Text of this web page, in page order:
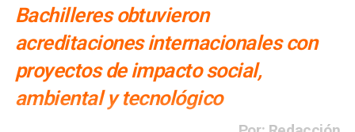
Bachilleres obtuvieron
acreditaciones internacionales con
proyectos de impacto social,
ambiental y tecnológico